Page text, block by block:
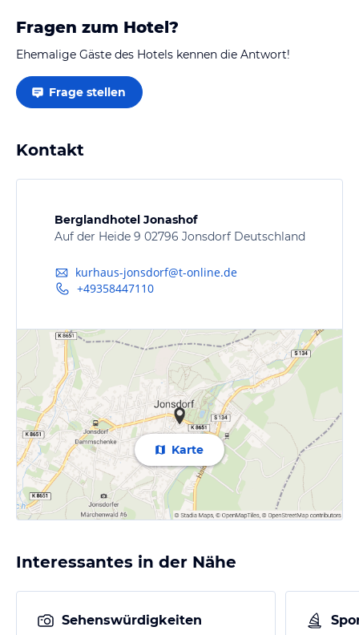
Fragen zum Hotel?
Ehemalige Gäste des Hotels kennen die Antwort!
Frage stellen
Kontakt
Berglandhotel Jonashof
Auf der Heide 9 02796 Jonsdorf Deutschland
kurhaus-jonsdorf@t-online.de
+49358447110
Karte
Interessantes in der Nähe
Sehenswürdigkeiten